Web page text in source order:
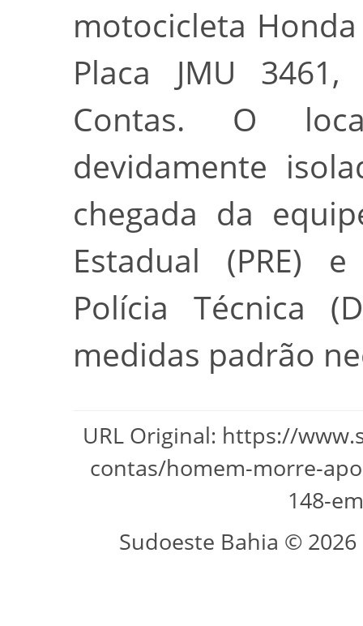
motocicleta
Placa JMU
Contas. O
devidamente
chegada da
Estadual (PRE)
Polícia Técnica
medidas padrão
URL Original: https://
contas/homem-morre-
148-
Sudoeste Bahia ©